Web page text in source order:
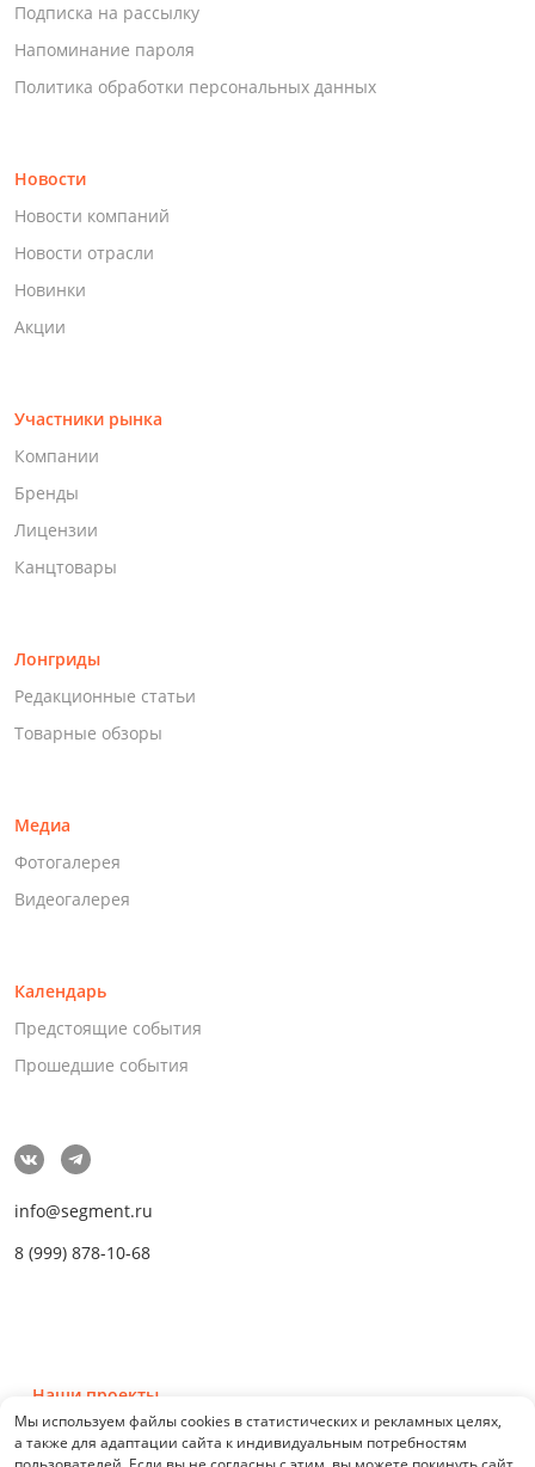
Подписка на рассылку
Напоминание пароля
Политика обработки персональных данных
Новости
Новости компаний
Новости отрасли
Новинки
Акции
Участники рынка
Компании
Бренды
Лицензии
Канцтовары
Лонгриды
Редакционные статьи
Товарные обзоры
Медиа
Фотогалерея
Видеогалерея
Календарь
Предстоящие события
Прошедшие события
info@segment.ru
8 (999) 878-10-68
Наши проекты
Мы используем файлы cookies в статистических и рекламных целях,
а также для адаптации сайта к индивидуальным потребностям